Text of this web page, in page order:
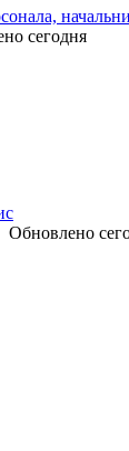
сегодня
Обновлено